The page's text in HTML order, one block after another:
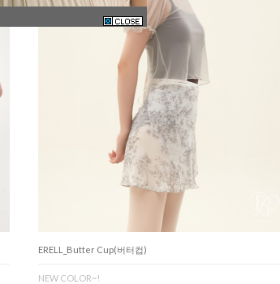
ERELL_Butter Cup(버터컵)
NEW COLOR~!